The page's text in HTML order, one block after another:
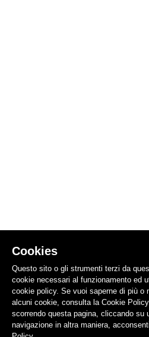
Cookies
Questo sito o gli strumenti terzi da
cookie necessari al funzionamento ed
cookie policy. Se vuoi saperne di più o
alcuni cookie, consulta la Cookie
scorrendo questa pagina, cliccando su
navigazione in altra maniera,